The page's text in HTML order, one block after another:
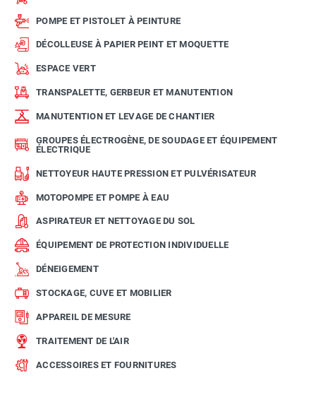
POMPE ET PISTOLET À PEINTURE
DÉCOLLEUSE À PAPIER PEINT ET MOQUETTE
ESPACE VERT
TRANSPALETTE, GERBEUR ET MANUTENTION
MANUTENTION ET LEVAGE DE CHANTIER
GROUPES ÉLECTROGÈNE, DE SOUDAGE ET ÉQUIPEMENT
ÉLECTRIQUE
NETTOYEUR HAUTE PRESSION ET PULVÉRISATEUR
MOTOPOMPE ET POMPE À EAU
ASPIRATEUR ET NETTOYAGE DU SOL
ÉQUIPEMENT DE PROTECTION INDIVIDUELLE
DÉNEIGEMENT
STOCKAGE, CUVE ET MOBILIER
APPAREIL DE MESURE
TRAITEMENT DE L'AIR
ACCESSOIRES ET FOURNITURES